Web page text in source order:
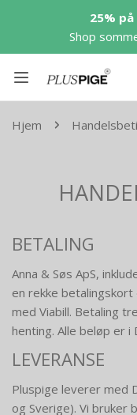
25%
Shop
Hjem
BETALING
Anna & Søs ApS,
en rekke betalingskort
med Viabill. Betaling
henting. Alle beløp er i
LEVERANSE
Pluspige leverer med
og Sverige). Vi bruker